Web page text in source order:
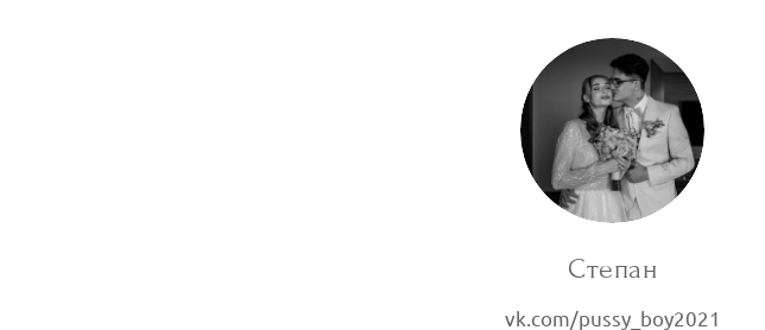
Степан
vk.com/pussy_boy2021